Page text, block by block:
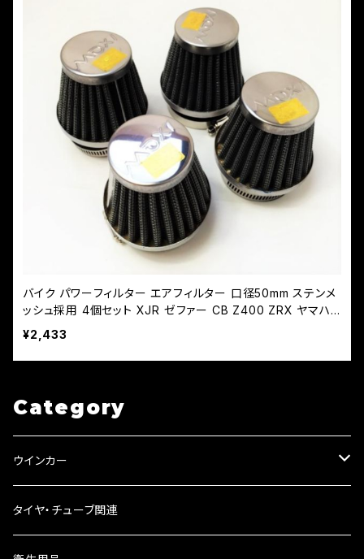
バイク パワーフィルター エアフィルター 口径50mm ステンメ
ッシュ採用 4個セット XJR ゼファー CB Z400 ZRX ヤマハ
ホンダ kawasaki
¥2,433
Category
ウインカー
ウインカーリレー
タイヤ・チューブ関連